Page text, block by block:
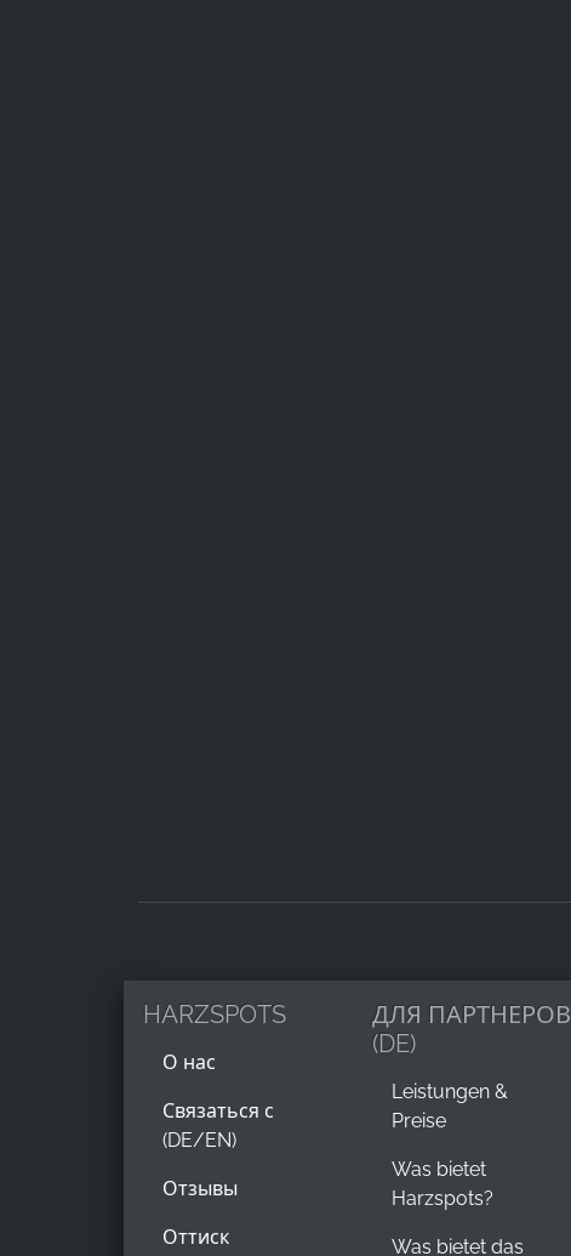
HARZSPOTS
О нас
Связаться с
(DE/EN)
Отзывы
Оттиск
ДЛЯ ПАРТНЕРОВ
(DE)
Leistungen &
Preise
Was bietet
Harzspots?
Was bietet das